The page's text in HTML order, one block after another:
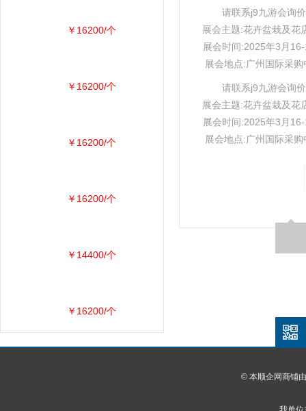
请联系j9九游会询价
展会主题:花卉盆栽及花
展会时间:2025年3月
展会地点:广州国际采购
请联系j9九游会询价
展会主题:花卉盆栽及花
展会时间:2025年3月
展会地点:广州国际采购
￥16200/个
￥16200/个
￥16200/个
￥16200/个
￥14400/个
￥16200/个
© 本顺企网商铺由